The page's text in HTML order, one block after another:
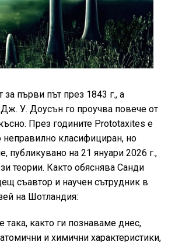
за първи път през 1843 г., а
Дж. У. Доусън го проучва повече от
През годините Prototaxites е
неправилно класифициран, но
публикувано на 21 януари 2026 г.,
теории. Както обяснява Санди
съавтор и научен сътрудник в
на Шотландия:
така, както ги познаваме днес,
и химични характеристики,